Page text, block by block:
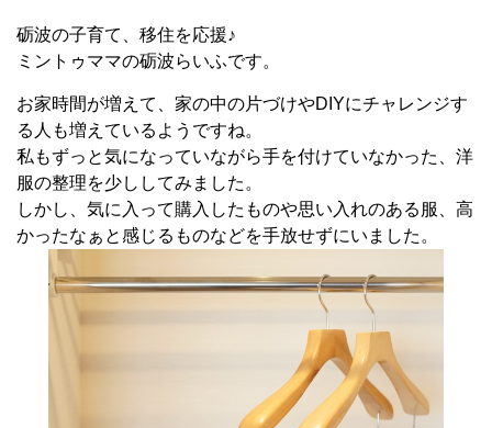
砺波の子育て、移住を応援♪
ミントゥママの砺波らいふです。
お家時間が増えて、家の中の片づけやDIYにチャレンジす
る人も増えているようですね。
私もずっと気になっていながら手を付けていなかった、洋
服の整理を少ししてみました。
しかし、気に入って購入したものや思い入れのある服、高
かったなぁと感じるものなどを手放せずにいました。